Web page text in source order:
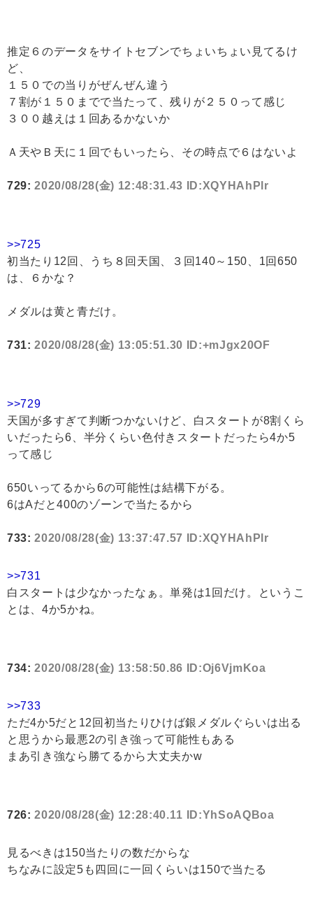
推定６のデータをサイトセブンでちょいちょい見てるけ
ど、
１５０での当りがぜんぜん違う
７割が１５０までで当たって、残りが２５０って感じ
３００越えは１回あるかないか
Ａ天やＢ天に１回でもいったら、その時点で６はないよ
729:2020/08/28(金) 12:48:31.43 ID:XQYHAhPlr
>>725
初当たり12回、うち８回天国、３回140～150、1回650
は、６かな？
メダルは黄と青だけ。
731:2020/08/28(金) 13:05:51.30 ID:+mJgx20OF
>>729
天国が多すぎて判断つかないけど、白スタートが8割くら
いだったら6、半分くらい色付きスタートだったら4か5
って感じ
650いってるから6の可能性は結構下がる。
6はAだと400のゾーンで当たるから
733:2020/08/28(金) 13:37:47.57 ID:XQYHAhPlr
>>731
白スタートは少なかったなぁ。単発は1回だけ。というこ
とは、4か5かね。
734:2020/08/28(金) 13:58:50.86 ID:Oj6VjmKoa
>>733
ただ4か5だと12回初当たりひけば銀メダルぐらいは出る
と思うから最悪2の引き強って可能性もある
まあ引き強なら勝てるから大丈夫かw
726:2020/08/28(金) 12:28:40.11 ID:YhSoAQBoa
見るべきは150当たりの数だからな
ちなみに設定5も四回に一回くらいは150で当たる